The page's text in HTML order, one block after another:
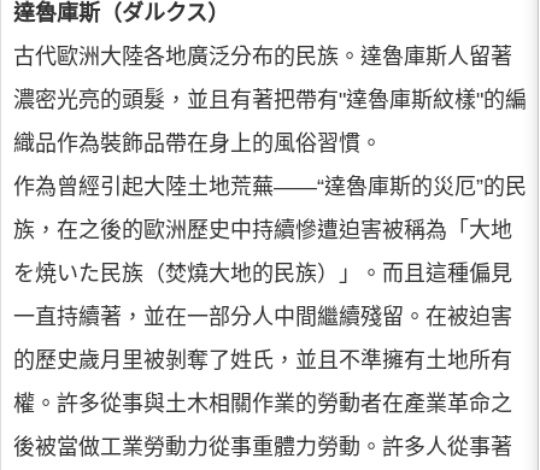
達魯庫斯（ダルクス）
古代歐洲大陸各地廣泛分布的民族。達魯庫斯人留著
濃密光亮的頭髮，並且有著把帶有"達魯庫斯紋樣"的編
織品作為裝飾品帶在身上的風俗習慣。
作為曾經引起大陸土地荒蕪——“達魯庫斯的災厄”的民
族，在之後的歐洲歷史中持續慘遭迫害被稱為「大地
を焼いた民族（焚燒大地的民族）」。而且這種偏見
一直持續著，並在一部分人中間繼續殘留。在被迫害
的歷史歲月里被剝奪了姓氏，並且不準擁有土地所有
權。許多從事與土木相關作業的勞動者在產業革命之
後被當做工業勞動力從事重體力勞動。許多人從事著